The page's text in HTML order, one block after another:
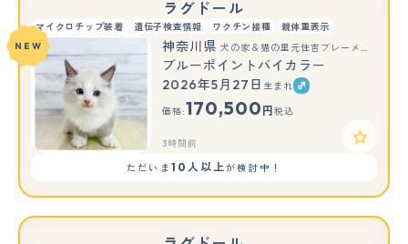
ラグドール
マイクロチップ装着 遺伝子検査情報 ワクチン接種
親体重表示
NEW
神奈川県 犬の家＆猫の里元住吉ブレーメン通り店
ブルーポイントバイカラー
2026年5月27日 生まれ
価格:170,500 円 税込
3時間前
ただいま 10人以上が検討中！